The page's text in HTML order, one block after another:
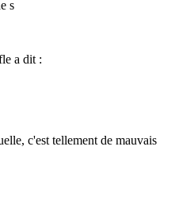
s
a dit :
c'est tellement de mauvais